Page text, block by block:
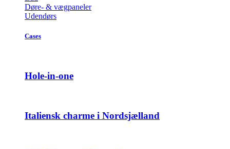
Døre- & vægpaneler
Udendørs
Cases
Hole-in-one
Italiensk charme i Nordsjælland